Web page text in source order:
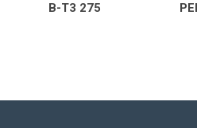
РЕМ-НТ11 230AC